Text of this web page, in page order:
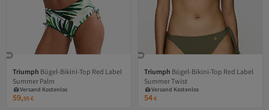
Triumph Bügel-Bikini-Top Red Label
Summer Palm
Versand Kostenlos
Gratis Versand
Versand Kostenlos
59,95€
Triumph Bügel-Bikini-Top Red Label
Summer Twist
Versand Kostenlos
Gratis Versand
Versand Kostenlos
54€